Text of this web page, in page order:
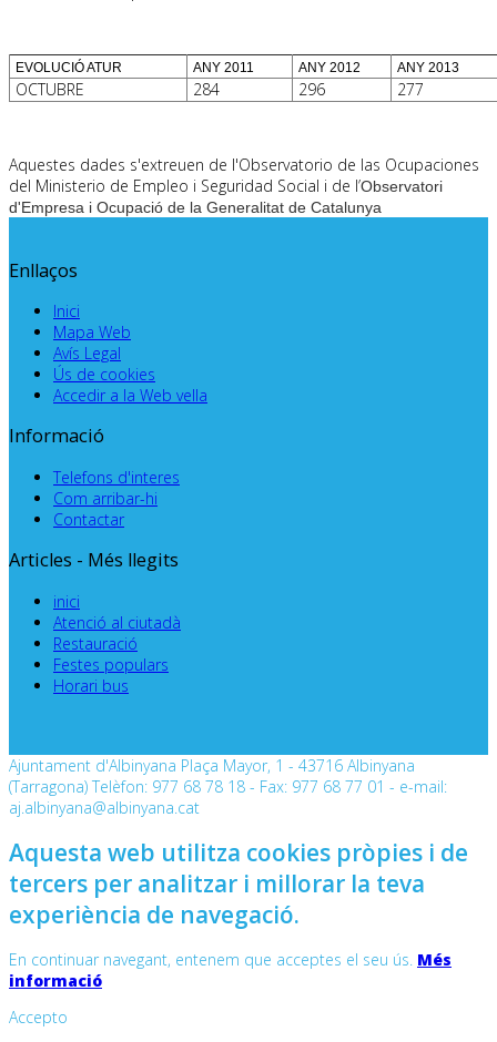
EVOLUCIÓ ATUR ANY 2011 ANY 2012 ANY 2013
OCTUBRE 284 296 277
Aquestes dades s'extreuen de l'Observatorio de las Ocupaciones
del Ministerio de Empleo i Seguridad Social i de l’Observatori
d'Empresa i Ocupació de la Generalitat de Catalunya
Enllaços
Inici
Mapa Web
Avís Legal
Ús de cookies
Accedir a la Web vella
Informació
Telefons d'interes
Com arribar-hi
Contactar
Articles - Més llegits
inici
Atenció al ciutadà
Restauració
Festes populars
Horari bus
Ajuntament d'Albinyana Plaça Mayor, 1 - 43716 Albinyana
(Tarragona) Telèfon: 977 68 78 18 - Fax: 977 68 77 01 - e-mail:
aj.albinyana@albinyana.cat
Aquesta web utilitza cookies pròpies i de
tercers per analitzar i millorar la teva
experiència de navegació.
En continuar navegant, entenem que acceptes el seu ús. Més
informació
Accepto